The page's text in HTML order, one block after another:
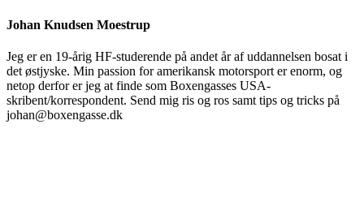
Johan Knudsen Moestrup
Jeg er en 19-årig HF-studerende på andet år af uddannelsen bosat i
det østjyske. Min passion for amerikansk motorsport er enorm, og
netop derfor er jeg at finde som Boxengasses USA-
skribent/korrespondent. Send mig ris og ros samt tips og tricks på
johan@boxengasse.dk